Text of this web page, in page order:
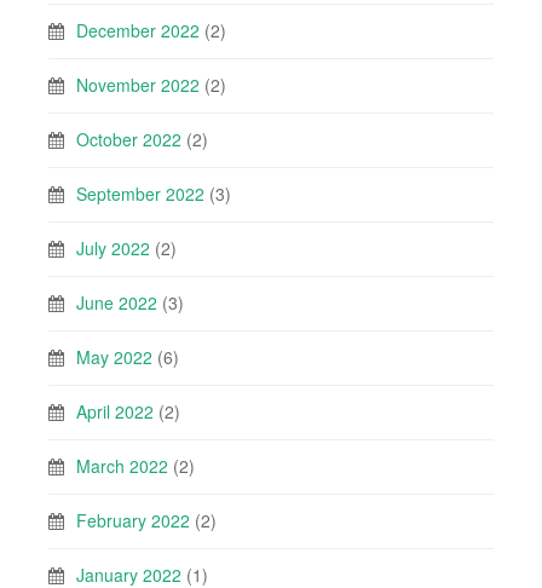
December 2022 (2)
November 2022 (2)
October 2022 (2)
September 2022 (3)
July 2022 (2)
June 2022 (3)
May 2022 (6)
April 2022 (2)
March 2022 (2)
February 2022 (2)
January 2022 (1)